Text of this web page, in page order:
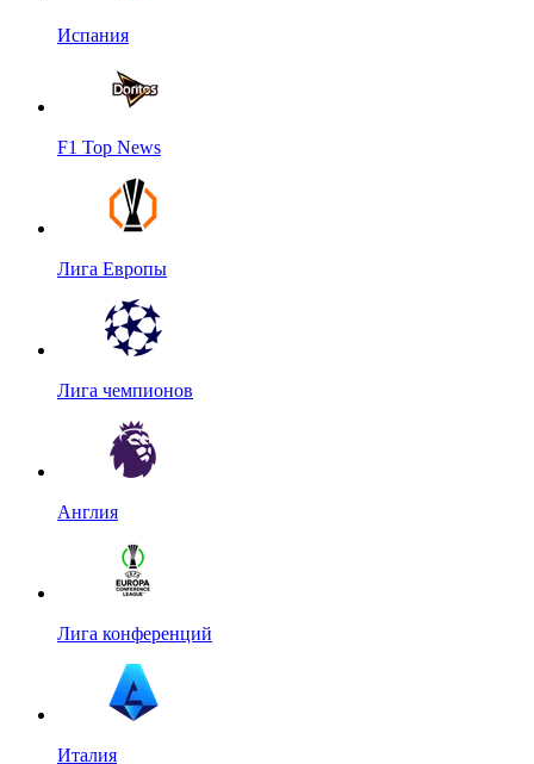
Испания
F1 Top News
Лига Европы
Лига чемпионов
Англия
Лига конференций
Италия